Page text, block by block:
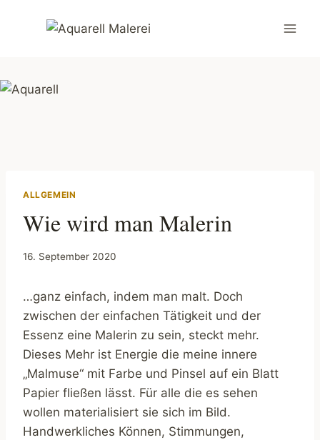
ALLGEMEIN
Wie wird man Malerin
16. September 2020
…ganz einfach, indem man malt. Doch
zwischen der einfachen Tätigkeit und der
Essenz eine Malerin zu sein, steckt mehr.
Dieses Mehr ist Energie die meine innere
„Malmuse“ mit Farbe und Pinsel auf ein Blatt
Papier fließen lässt. Für alle die es sehen
wollen materialisiert sie sich im Bild.
Handwerkliches Können, Stimmungen,